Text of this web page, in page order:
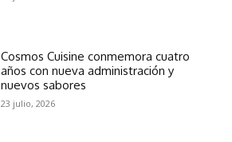
Cosmos Cuisine conmemora cuatro
años con nueva administración y
nuevos sabores
23 julio, 2026